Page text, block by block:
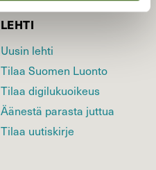
LEHTI
Uusin lehti
Tilaa Suomen Luonto
Tilaa digilukuoikeus
Äänestä parasta juttua
Tilaa uutiskirje